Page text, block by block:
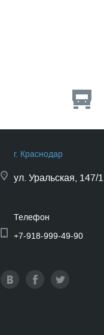
г. Краснодар
ул. Уральская, 147/1
Телефон
+7-918-999-49-90